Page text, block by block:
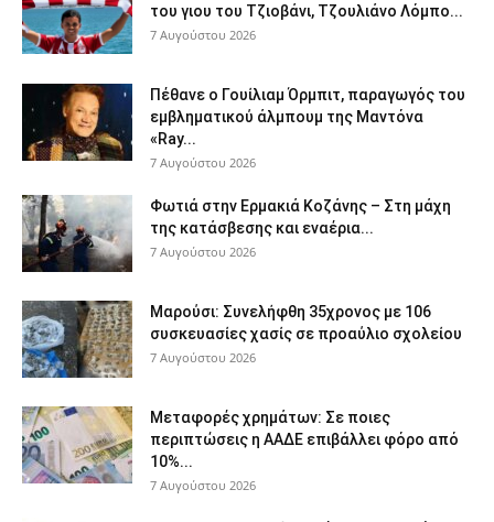
του γιου του Τζιοβάνι, Τζουλιάνο Λόμπο...
7 Αυγούστου 2026
Πέθανε ο Γουίλιαμ Όρμπιτ, παραγωγός του
εμβληματικού άλμπουμ της Μαντόνα
«Ray...
7 Αυγούστου 2026
Φωτιά στην Ερμακιά Κοζάνης – Στη μάχη
της κατάσβεσης και εναέρια...
7 Αυγούστου 2026
Μαρούσι: Συνελήφθη 35χρονος με 106
συσκευασίες χασίς σε προαύλιο σχολείου
7 Αυγούστου 2026
Μεταφορές χρημάτων: Σε ποιες
περιπτώσεις η ΑΑΔΕ επιβάλλει φόρο από
10%...
7 Αυγούστου 2026